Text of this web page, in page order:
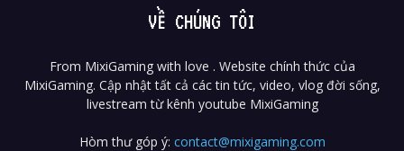
VỀ CHÚNG TÔI
From MixiGaming with love . Website chính thức của
MixiGaming. Cập nhật tất cả các tin tức, video, vlog đời sống,
livestream từ kênh youtube MixiGaming
Hòm thư góp ý: contact@mixigaming.com